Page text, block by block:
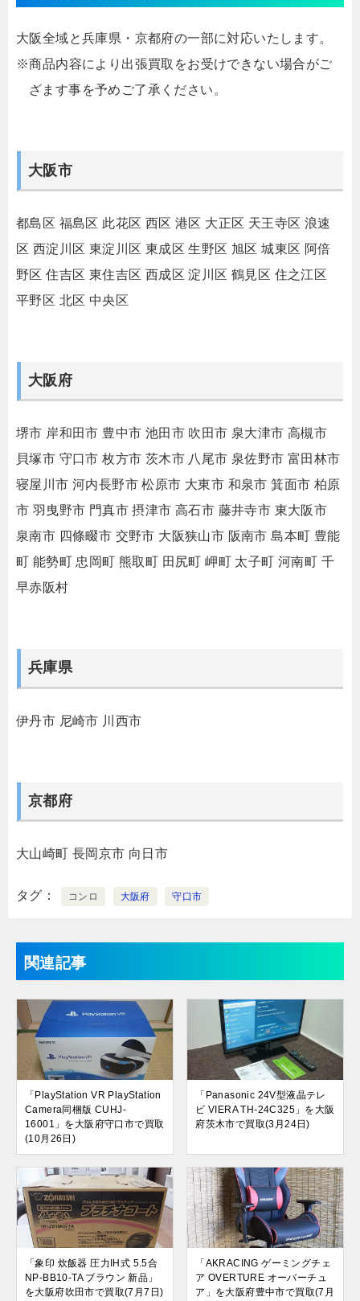
大阪全域と兵庫県・京都府の一部に対応いたします。
※商品内容により出張買取をお受けできない場合がご
ざます事を予めご了承ください。
大阪市
都島区 福島区 此花区 西区 港区 大正区 天王寺区 浪速
区 西淀川区 東淀川区 東成区 生野区 旭区 城東区 阿倍
野区 住吉区 東住吉区 西成区 淀川区 鶴見区 住之江区
平野区 北区 中央区
大阪府
堺市 岸和田市 豊中市 池田市 吹田市 泉大津市 高槻市
貝塚市 守口市 枚方市 茨木市 八尾市 泉佐野市 富田林市
寝屋川市 河内長野市 松原市 大東市 和泉市 箕面市 柏原
市 羽曳野市 門真市 摂津市 高石市 藤井寺市 東大阪市
泉南市 四條畷市 交野市 大阪狭山市 阪南市 島本町 豊能
町 能勢町 忠岡町 熊取町 田尻町 岬町 太子町 河南町 千
早赤阪村
兵庫県
伊丹市 尼崎市 川西市
京都府
大山崎町 長岡京市 向日市
タグ コンロ 大阪府 守口市
関連記事
「PlayStation VR PlayStation
Camera同梱版 CUHJ-
16001」を大阪府守口市で買取
(10月26日)
「Panasonic 24V型液晶テレ
ビ VIERA TH-24C325」を大阪
府茨木市で買取(3月24日)
「象印 炊飯器 圧力IH式 5.5合
NP-BB10-TA ブラウン 新品」
を大阪府吹田市で買取(7月7日)
「AKRACING ゲーミングチェ
ア OVERTURE オーバーチュ
ア」を大阪府豊中市で買取(7月